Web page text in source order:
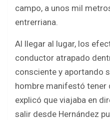
campo, a unos mil
entrerriana.
Al llegar al lugar, los
conductor atrapado
consciente y aportando
hombre manifestó tener
explicó que viajaba en
salir desde Hernández